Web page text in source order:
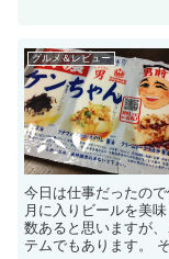
グルメ＆レビュー
今日は仕事だったの
月に入りビールを美
数あると思いますが
テムでもあります。